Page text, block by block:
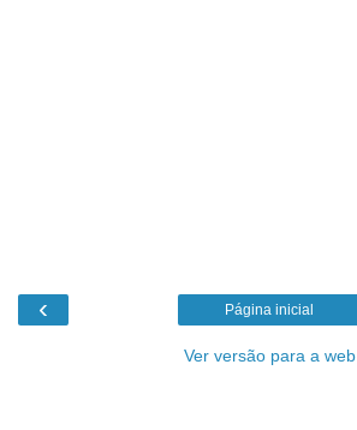
‹ Página inicial
Ver versão para a web